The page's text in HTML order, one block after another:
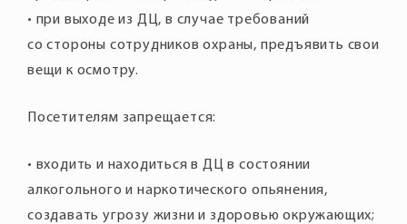
• при выходе из ДЦ, в случае требований
со стороны сотрудников охраны, предъявить свои
вещи к осмотру.
Посетителям запрещается:
• входить и находиться в ДЦ в состоянии
алкогольного и наркотического опьянения,
создавать угрозу жизни и здоровью окружающих;